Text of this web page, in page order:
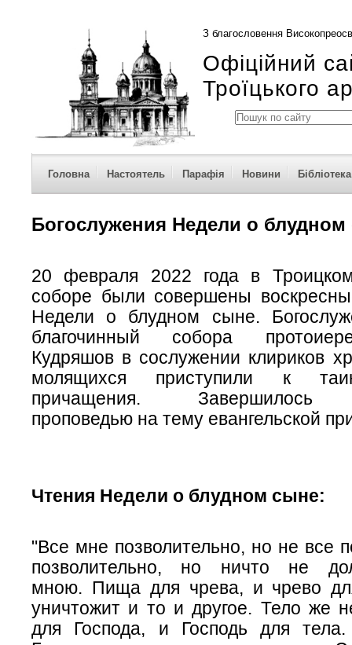
З благословення
Офіційний
Троїцького
Головна Настоятель Парафія Новини Бібліотека
Богослужения Недели о
20 февраля 2022 года в
соборе были совершены
Недели о блудном сыне.
благочинный собора
Кудряшов в сослужении клириков
молящихся приступили к
причащения. Завершилось
проповедью на тему евангельской
Чтения Недели о блудном сыне:
"Все мне позволительно, но не все
позволительно, но ничто не
мною. Пища для чрева, и чрево
уничтожит и то и другое. Тело же
для Господа, и Господь для тела.